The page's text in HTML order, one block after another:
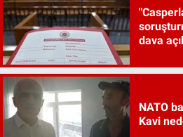
dava
NATO
Kavi